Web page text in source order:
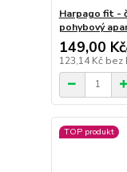
Harpago fit -
pohybový
149,00 Kč/
123,14 Kč bez
TOP produkt